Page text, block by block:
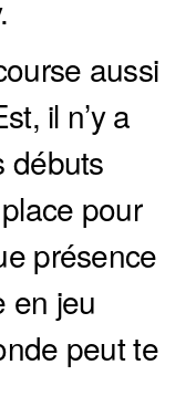
aussi
il n’y a
débuts
pour
présence
en jeu
peut te